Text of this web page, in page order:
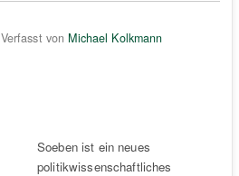
Verfasst von Michael Kolkmann
Soeben ist ein neues
politikwissenschaftliches